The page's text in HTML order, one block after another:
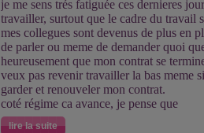
je me sens trés fatiguée ces dernieres
travailler, surtout que le cadre du travail
mes collegues sont devenus de plus en
de parler ou meme de demander quoi
heureusement que mon contrat se
veux pas revenir travailler la bas meme
garder et renouveler mon contrat.
coté régime ca avance, je pense que
lire la suite